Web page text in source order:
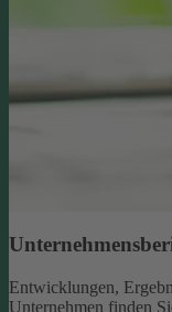
Entwicklungen,
Unternehmen finden